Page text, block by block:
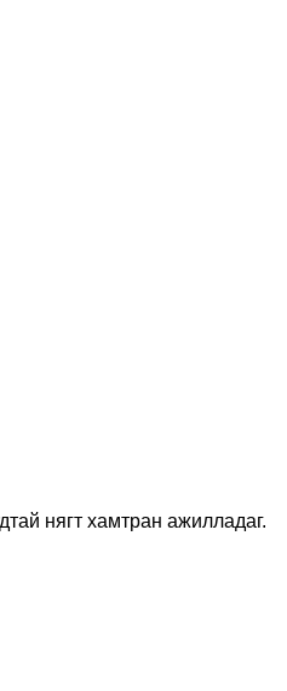
нягт хамтран ажилладаг.